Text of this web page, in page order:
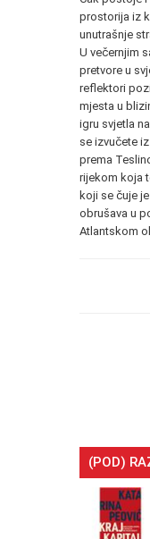
prostorija iz
unutrašnje
U večernjim
pretvore u
reflektori
mjesta u
igru svjetla
se izvučete
prema
rijekom koja
koji se čuje
obrušava u
Atlantskom
(POD)